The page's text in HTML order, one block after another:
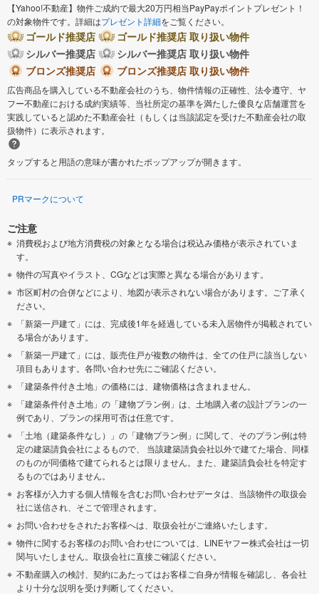
【Yahoo!不動産】物件ご成約で最大20万円相当PayPayポイントプレゼント！
の対象物件です。詳細はプレゼント詳細をご覧ください。
ゴールド推奨店
ゴールド推奨店 取り扱い物件
シルバー推奨店
シルバー推奨店 取り扱い物件
ブロンズ推奨店
ブロンズ推奨店 取り扱い物件
広告商品を購入している不動産会社のうち、物件情報の正確性、法令遵守、ヤ
フー不動産における成約実績等、当社所定の基準を満たした優良な店舗運営を
実践していると認めた不動産会社（もしくは当該認定を受けた不動産会社の取
扱物件）に表示されます。
タップすると用語の意味が書かれたポップアップが開きます。
PRマークについて
ご注意
消費税および地方消費税の対象となる場合は税込み価格が表示されていま
す。
物件の写真やイラスト、CGなどは実際と異なる場合があります。
市区町村の合併などにより、地図が表示されない場合があります。ご了承く
ださい。
「新築一戸建て」には、完成後1年を経過している未入居物件が掲載されてい
る場合があります。
「新築一戸建て」には、販売住戸が複数の物件は、全ての住戸に該当しない
項目もあります。各問い合わせ先にご確認ください。
「建築条件付き土地」の価格には、建物価格は含まれません。
「建築条件付き土地」の「建物プラン例」は、土地購入者の設計プランの一
例であり、プランの採用可否は任意です。
「土地（建築条件なし）」の「建物プラン例」に関して、そのプラン例は特
定の建築請負会社によるもので、 当該建築請負会社以外で建てた場合、同様
のものが同価格で建てられるとは限りません。また、建築請負会社を特定す
るものではありません。
お客様が入力する個人情報を含むお問い合わせデータは、当該物件の取扱会
社に送信され、そこで管理されます。
お問い合わせをされたお客様へは、取扱会社がご連絡いたします。
物件に関するお客様のお問い合わせについては、LINEヤフー株式会社は一切
関与いたしません。取扱会社に直接ご確認ください。
不動産購入の検討、契約にあたってはお客様ご自身が情報を確認し、各会社
より十分な説明を受け判断してください。